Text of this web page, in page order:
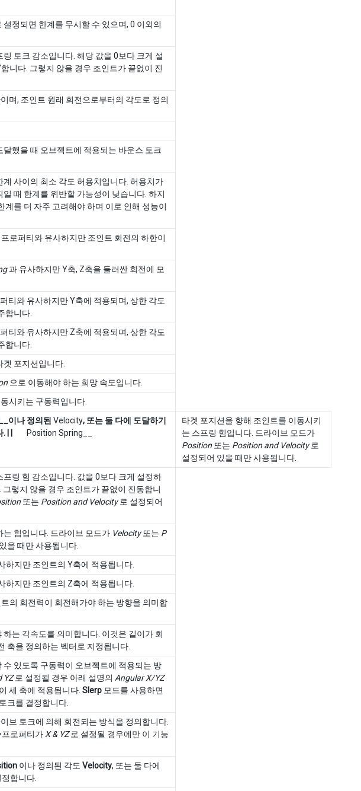
정되면 한계를 무시할 수 있으며, 0 이외의
토크 감소입니다. 해당 값을 0보다 크게 설
니다. 그렇지 않을 경우 조인트가 끝없이 진
며, 조인트 원래 회전으로부터의 각도로 정의
했을 때 오브젝트에 적용되는 바운스 토크
사이의 최소 각도 허용치입니다. 허용치가
때 한계를 위반할 가능성이 낮습니다. 하지
계를 더 자주 고려해야 하며 이로 인해 성능이
프로퍼티와 유사하지만 조인트 회전의 하한이
과 유사하지만 Y축, Z축을 둘러싼 회전에 모
티와 유사하지만 Y축에 적용되며, 상한 각도
합니다.
티와 유사하지만 Z축에 적용되며, 상한 각도
합니다.
포지션입니다.
으로 이동해야 하는 희망 속도입니다.
시키는 구동력입니다.
이나 정의된 Velocity, 또는 둘 다에 도달하기
. | |
Position Spring__
타겟 포지션을 향해 조인트를 이동시키
는 스프링 힘입니다. 드라이브 모드가
Position 또는 Position and Velocity로
설정되어 있을 때만 사용됩니다.
링 힘 감소입니다. 값을 0보다 크게 설정하
그렇지 않을 경우 조인트가 끝없이 진동합니
또는 Position and Velocity로 설정되어
힘입니다. 드라이브 모드가 Velocity또는 P
을 때만 사용됩니다.
하지만 조인트의 Y축에 적용됩니다.
하지만 조인트의 Z축에 적용됩니다.
의 회전력이 회전해가야 하는 방향을 의미합
는 각속도를 의미합니다. 이것은 길이가 회
축을 정의하는 벡터로 지정됩니다.
있도록 구동력이 오브젝트에 적용되는 방
YZ로 설정될 경우 아래 설명의 Angular X/YZ
세 축에 적용됩니다. Slerp 모드를 사용하면
크를 결정합니다.
브 토크에 의해 회전되는 방식을 정의합니다.
프로퍼티가 X & YZ로 설정될 경우에만 이 기능
이나 정의된 각도 Velocity, 또는 둘 다에
합니다.